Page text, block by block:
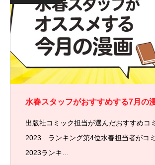
水春スタッフがおすすめする7月の
出版社コミック担当が選んだおすすめコ
2023 ランキング第4位水春担当者がコ
2023ランキ…